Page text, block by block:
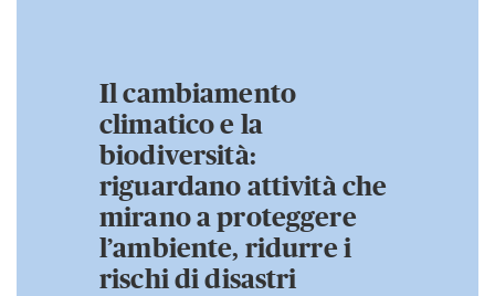
Il cambiamento
climatico e la
biodiversità:
riguardano attività che
mirano a proteggere
l’ambiente, ridurre i
rischi di disastri